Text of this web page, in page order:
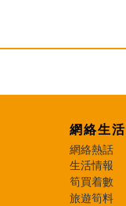
網絡生活
網絡熱話
生活情報
筍買着數
旅遊筍料